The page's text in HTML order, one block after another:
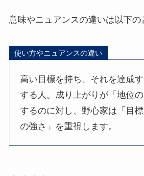
意味やニュアンスの違いは以下の
使い方やニュアンスの違い
高い目標を持ち、それを達成
する人。成り上がりが「地位
するのに対し、野心家は「目
の強さ」を重視します。